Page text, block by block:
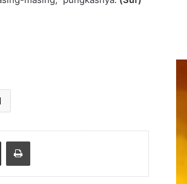
Share via Email Print